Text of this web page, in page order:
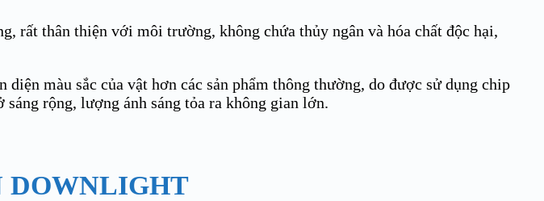
rất thân thiện với môi trường, không chứa thủy ngân và hóa chất độc hại,
màu sắc của vật hơn các sản phẩm thông thường, do được sử dụng chip
rộng, lượng ánh sáng tỏa ra không gian lớn.